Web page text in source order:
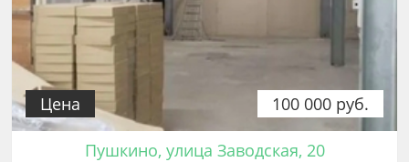
100 000 руб.
Цена
Пушкино, улица Заводская, 20